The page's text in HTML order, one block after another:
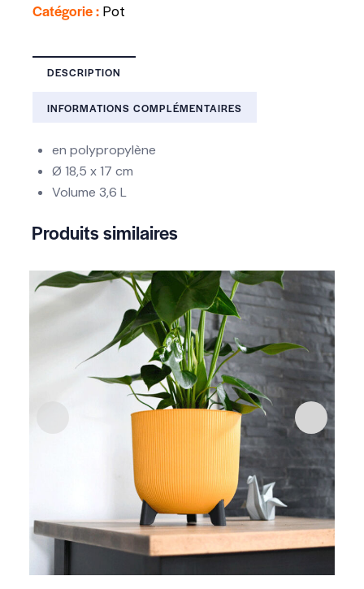
Catégorie : Pot
DESCRIPTION
INFORMATIONS COMPLÉMENTAIRES
en polypropylène
Ø 18,5 x 17 cm
Volume 3,6 L
Produits similaires